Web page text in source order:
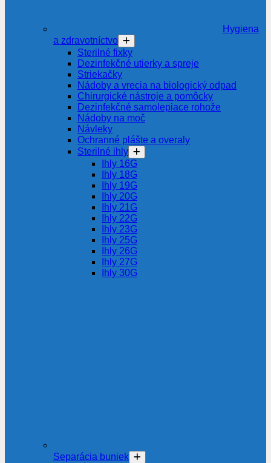
Hygiena
a zdravotníctvo
Sterilné fixky
Dezinfekčné utierky a spreje
Striekačky
Nádoby a vrecia na biologický odpad
Chirurgické nástroje a pomôcky
Dezinfekčné samolepiace rohože
Nádoby na moč
Návleky
Ochranné plášte a overaly
Sterilné ihly
Ihly 16G
Ihly 18G
Ihly 19G
Ihly 20G
Ihly 21G
Ihly 22G
Ihly 23G
Ihly 25G
Ihly 26G
Ihly 27G
Ihly 30G
Separácia buniek